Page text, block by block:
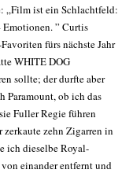
„Film ist ein Schlachtfeld:
” Curtis
fürs nächste Jahr
WHITE DOG
sollte; der durfte aber
Paramount, ob ich das
Fuller Regie führen
zehn Zigarren in
ich dieselbe Royal-
einander entfernt und